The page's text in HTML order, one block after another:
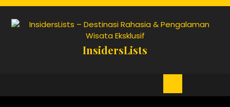
Skip
content
InsidersLists
Open